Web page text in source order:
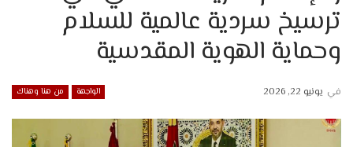
ترسيخ سردية عالمية للسلام
وحماية الهوية المقدسية
الواجهة من هنا وهناك في يونيو 22, 2026